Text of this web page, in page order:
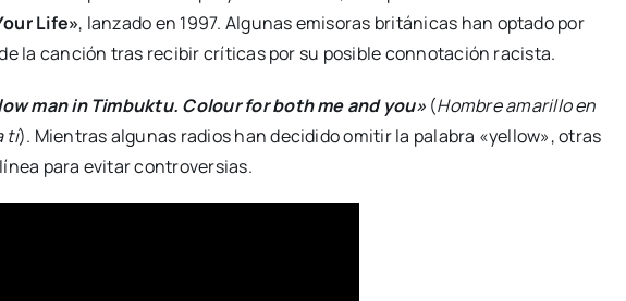
Life», lanzado en 1997. Algunas emisoras británicas han optado por
la canción tras recibir críticas por su posible connotación racista.
man in Timbuktu. Colour for both me and you» (Hombre amarillo en
ti). Mientras algunas radios han decidido omitir la palabra «yellow», otras
para evitar controversias.